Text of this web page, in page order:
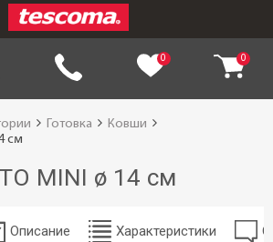
0 0
Готовка
Ковши
см
MINI ø 14 см
Описание Характеристики